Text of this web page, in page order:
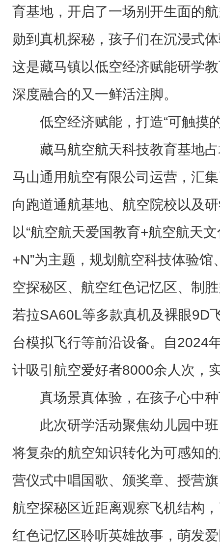
育基地，开启了一场别开生面的
勋到真机探秘，孩子们在沉浸式
这是藏马镇以低空经济赋能研学
深度融合的又一鲜活注脚。
低空经济赋能，打造“可触摸
藏马航空航天科技教育基地
马山通用航空有限公司运营，汇
向跑道通航基地、航空院校以及
以“航空航天爱国教育+航空航天
+N”为主题，规划航空科技体验
空探秘区、航空红色记忆区、制
若拉SA60L等多款真机及裸眼9D
台模拟飞行等前沿设备。自2024
计吸引航空爱好者8000余人次，
真场景真体验，在孩子心中种
此次研学活动聚焦幼儿园中
将复杂的航空知识转化为可感知
营仪式中唱国歌、颁奖章、授营
航空探秘区近距离观察飞机结构
红色记忆区聆听英雄故事，萌发